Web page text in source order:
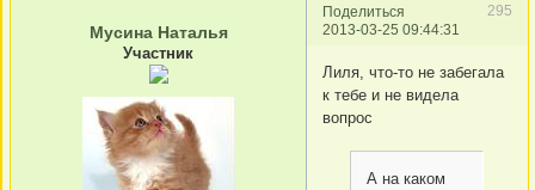
Поделиться
295
2013-03-25 09:44:31
Мусина Наталья
Участник
Лиля, что-то не забегала
к тебе и не видела
вопрос
А на каком